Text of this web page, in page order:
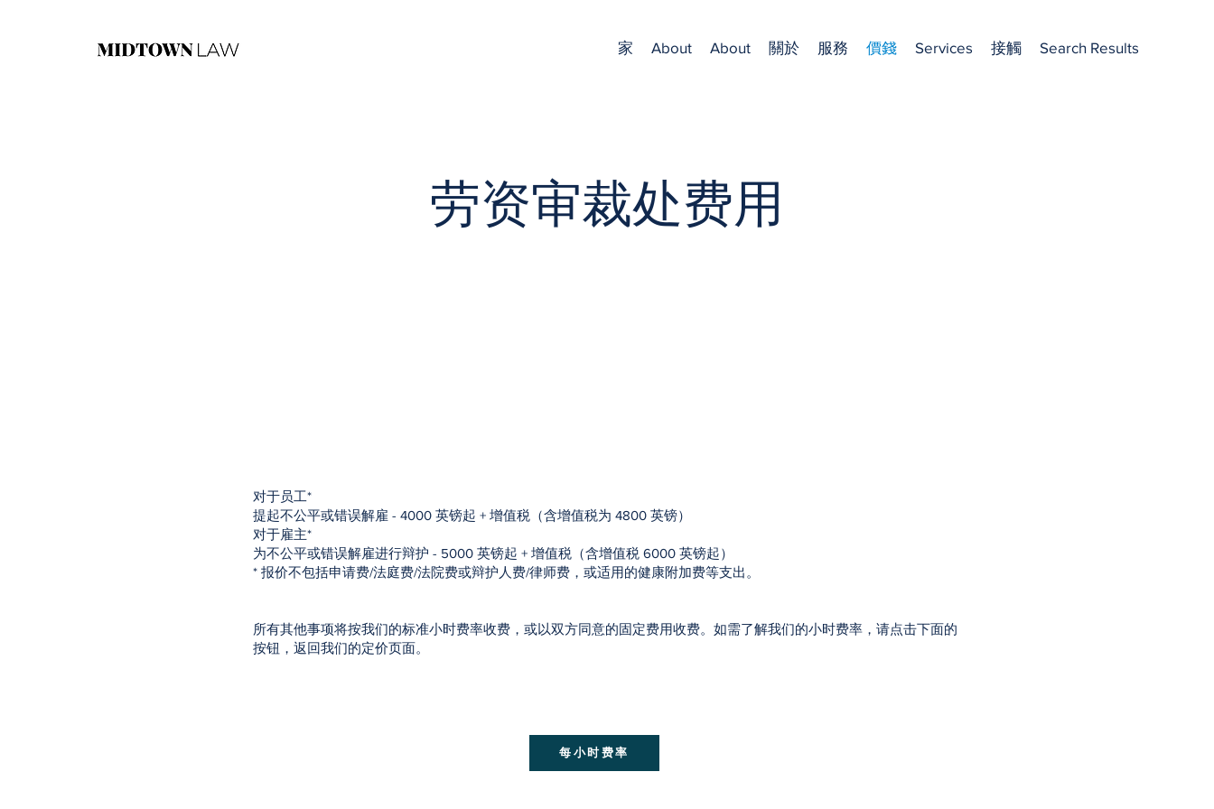
家 About About 關於 服務 價錢 Services 接觸 Search Results
劳资审裁处费用
对于员工*
提起不公平或错误解雇 - 4000 英镑起 + 增值税（含增值税为 4800 英镑）
对于雇主*
为不公平或错误解雇进行辩护 - 5000 英镑起 + 增值税（含增值税 6000 英镑起）
* 报价不包括申请费/法庭费/法院费或辩护人费/律师费，或适用的健康附加费等支出。
所有其他事项将按我们的标准小时费率收费，或以双方同意的固定费用收费。如需了解我们的小时费率，请点击下面的
按钮，返回我们的定价页面。
每小时费率